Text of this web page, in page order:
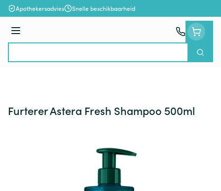
Ga naar de inhoud
Apothekersadvies Snelle beschikbaarheid
Menu
Zoek
Furterer Astera Fresh Shampoo 500ml